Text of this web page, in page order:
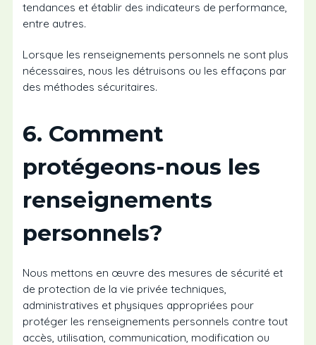
tendances et établir des indicateurs de performance,
entre autres.
Lorsque les renseignements personnels ne sont plus
nécessaires, nous les détruisons ou les effaçons par
des méthodes sécuritaires.
6. Comment
protégeons-nous les
renseignements
personnels?
Nous mettons en œuvre des mesures de sécurité et
de protection de la vie privée techniques,
administratives et physiques appropriées pour
protéger les renseignements personnels contre tout
accès, utilisation, communication, modification ou